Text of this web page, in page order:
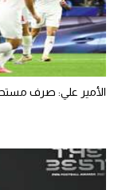
الأمير علي: صرف